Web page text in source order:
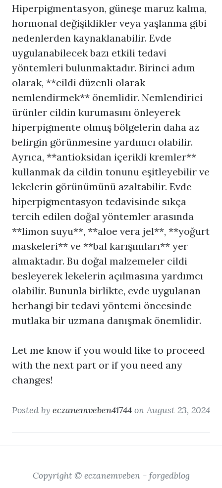
Hiperpigmentasyon, güneşe maruz kalma,
hormonal değişiklikler veya yaşlanma gibi
nedenlerden kaynaklanabilir. Evde
uygulanabilecek bazı etkili tedavi
yöntemleri bulunmaktadır. Birinci adım
olarak, **cildi düzenli olarak
nemlendirmek** önemlidir. Nemlendirici
ürünler cildin kurumasını önleyerek
hiperpigmente olmuş bölgelerin daha az
belirgin görünmesine yardımcı olabilir.
Ayrıca, **antioksidan içerikli kremler**
kullanmak da cildin tonunu eşitleyebilir ve
lekelerin görünümünü azaltabilir. Evde
hiperpigmentasyon tedavisinde sıkça
tercih edilen doğal yöntemler arasında
**limon suyu**, **aloe vera jel**, **yoğurt
maskeleri** ve **bal karışımları** yer
almaktadır. Bu doğal malzemeler cildi
besleyerek lekelerin açılmasına yardımcı
olabilir. Bununla birlikte, evde uygulanan
herhangi bir tedavi yöntemi öncesinde
mutlaka bir uzmana danışmak önemlidir.
Let me know if you would like to proceed
with the next part or if you need any
changes!
Posted by eczanemveben41744 on August 23, 2024
Copyright © eczanemveben - forgedblog